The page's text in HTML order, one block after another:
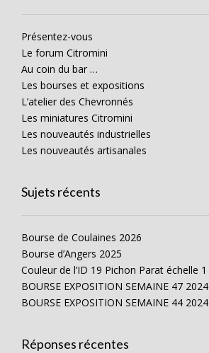
Présentez-vous
Le forum Citromini
Au coin du bar …
Les bourses et expositions
L’atelier des Chevronnés
Les miniatures Citromini
Les nouveautés industrielles
Les nouveautés artisanales
Sujets récents
Bourse de Coulaines 2026
Bourse d’Angers 2025
Couleur de l’ID 19 Pichon Parat échelle 1
BOURSE EXPOSITION SEMAINE 47 2024
BOURSE EXPOSITION SEMAINE 44 2024
Réponses récentes